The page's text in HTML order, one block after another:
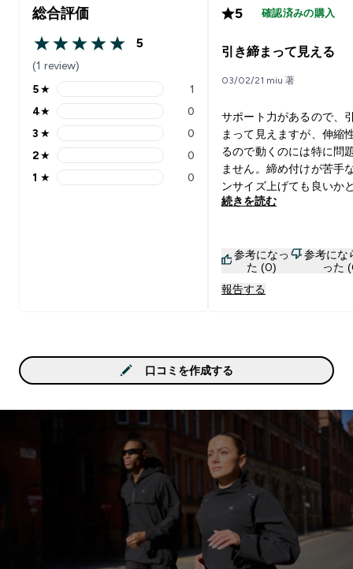
総合評価
5 out of 5 stars
5
(1 review)
5 stars rating 1 reviews
5★ 1
4 stars rating 0 reviews
4★ 0
3 stars rating 0 reviews
3 ★ 0
2 stars rating 0 reviews
2★ 0
1 stars rating 0 reviews
1 ★ 0
5 確認済みの購入
引き締まって見える
03/02/21 miu 著
サポート力があるので、
まって見えますが、伸縮
るので動くのには特に問
ません。締め付けが苦手
ンサイズ上げても良いか
ます。
続きを読む
参考になっ
た (0)
参考にな
った
報告する
口コミを作成する